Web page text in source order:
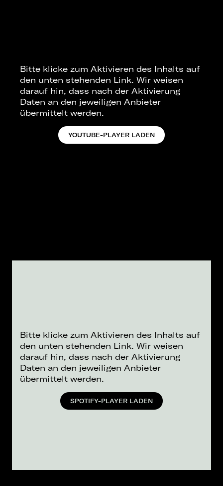
Bitte klicke zum Aktivieren des Inhalts auf
den unten stehenden Link. Wir weisen
darauf hin, dass nach der Aktivierung
Daten an den jeweiligen Anbieter
übermittelt werden.
YOUTUBE-PLAYER LADEN
Bitte klicke zum Aktivieren des Inhalts auf
den unten stehenden Link. Wir weisen
darauf hin, dass nach der Aktivierung
Daten an den jeweiligen Anbieter
übermittelt werden.
SPOTIFY-PLAYER LADEN